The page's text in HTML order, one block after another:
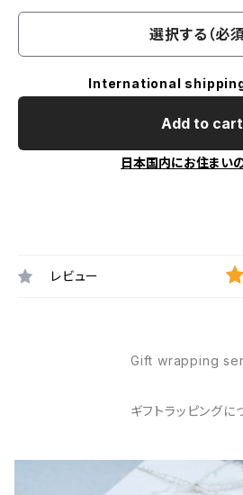
選択する（必須
International
Add to cart
日本国内にお住まい
レビュー
Gift wrapping
ギフトラッピングに